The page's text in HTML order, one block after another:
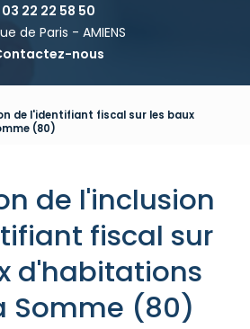
03 22 22 58 50
de Paris - AMIENS
nous
de l'identifiant fiscal sur les baux
(80)
de l'inclusion
fiscal sur
d'habitations
Somme (80)